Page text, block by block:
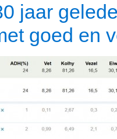
jaar
goed en